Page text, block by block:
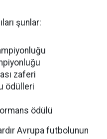
şunlar:
zaferi
ödülleri
ödülü
Avrupa futbolunun